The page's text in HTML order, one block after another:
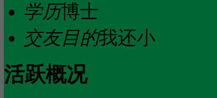
学历博士
交友目的我还小
活跃概况